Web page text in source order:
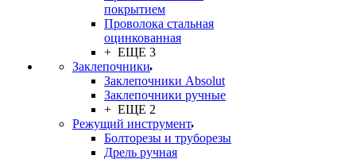
покрытием
Проволока стальная
оцинкованная
+ ЕЩЕ 3
Заклепочники
Заклепочники Absolut
Заклепочники ручные
+ ЕЩЕ 2
Режущий инструмент
Болторезы и труборезы
Дрель ручная